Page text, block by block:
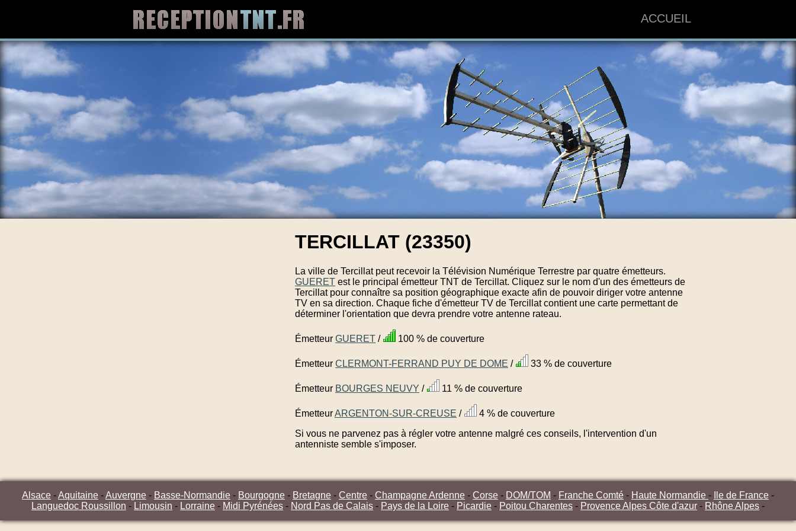
ACCUEIL
TERCILLAT (23350)
La ville de Tercillat peut recevoir la Télévision Numérique Terrestre par quatre émetteurs.
GUERET est le principal émetteur TNT de Tercillat. Cliquez sur le nom d'un des émetteurs de
Tercillat pour connaître sa position géographique exacte afin de pouvoir diriger votre antenne
TV en sa direction. Chaque fiche d'émetteur TV de Tercillat contient une carte permettant de
déterminer l'orientation que devra prendre votre antenne rateau.
Émetteur GUERET / 100 % de couverture
Émetteur CLERMONT-FERRAND PUY DE DOME / 33 % de couverture
Émetteur BOURGES NEUVY / 11 % de couverture
ÉmetteurARGENTON-SUR-CREUSE /
4 % de couverture
Si vous ne parvenez pas à régler votre antenne malgré ces conseils, l'intervention d'un
antenniste semble s'imposer.
Alsace -Aquitaine -Auvergne - Basse-Normandie - Bourgogne - Bretagne - Centre - Champagne Ardenne - Corse - DOM/TOM - Franche Comté - Haute Normandie - Ile de France -
Languedoc Roussillon - Limousin - Lorraine - Midi Pyrénées - Nord Pas de Calais - Pays de la Loire - Picardie - Poitou Charentes - Provence Alpes Côte d'azur - Rhône Alpes -